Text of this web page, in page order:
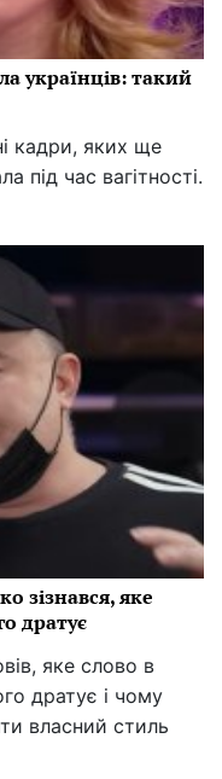
українців: такий
кадри, яких ще
під час вагітності.
зізнався, яке
дратує
яке слово в
дратує і чому
власний стиль